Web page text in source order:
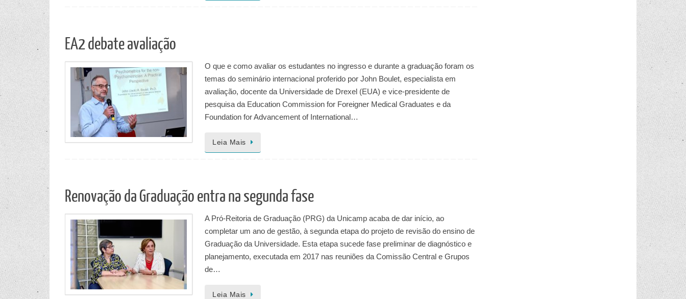
EA2 debate avaliação
O que e como avaliar os estudantes no ingresso e durante a graduação foram os
temas do seminário internacional proferido por John Boulet, especialista em
avaliação, docente da Universidade de Drexel (EUA) e vice-presidente de
pesquisa da Education Commission for Foreigner Medical Graduates e da
Foundation for Advancement of International…
Leia Mais
Renovação da Graduação entra na segunda fase
A Pró-Reitoria de Graduação (PRG) da Unicamp acaba de dar início, ao
completar um ano de gestão, à segunda etapa do projeto de revisão do ensino de
Graduação da Universidade. Esta etapa sucede fase preliminar de diagnóstico e
planejamento, executada em 2017 nas reuniões da Comissão Central e Grupos
de…
Leia Mais